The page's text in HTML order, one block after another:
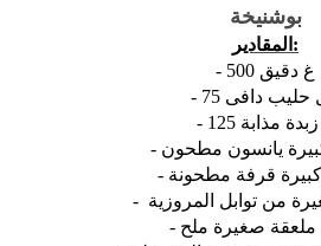
بوشنيخة
المقادير:
- 500 غ دقيق
مل حليب دافى
غ زبدة مذابة
يانسون مطحون
قرفة مطحونة
ملعقة صغيرة ملح